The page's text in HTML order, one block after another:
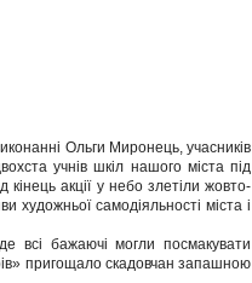
Ольги Миронець, учасників
учнів шкіл нашого міста під
акції у небо злетіли жовто-
художньої самодіяльності міста і
всі бажаючі могли посмакувати
пригощало скадовчан запашною